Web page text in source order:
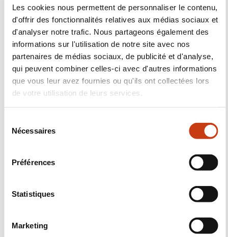
Les cookies nous permettent de personnaliser le contenu,
d'offrir des fonctionnalités relatives aux médias sociaux et
d'analyser notre trafic. Nous partageons également des
informations sur l'utilisation de notre site avec nos
partenaires de médias sociaux, de publicité et d'analyse,
qui peuvent combiner celles-ci avec d'autres informations
que vous leur avez fournies ou qu'ils ont collectées lors
de votre utilisation de leurs services.
Nécessaires
Préférences
Statistiques
Marketing
Nous contacter
Abonnez-vous à Formanews,
la newsletter de la formation
tout au long de la vie